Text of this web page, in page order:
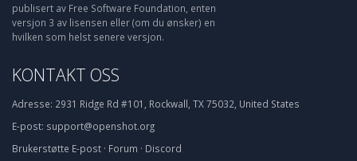
publisert av Free Software Foundation, enten
versjon 3 av lisensen eller (om du ønsker) en
hvilken som helst senere versjon.
KONTAKT OSS
Adresse: 2931 Ridge Rd #101, Rockwall, TX 75032, United States
E-post: support@openshot.org
Brukerstøtte E-post · Forum · Discord